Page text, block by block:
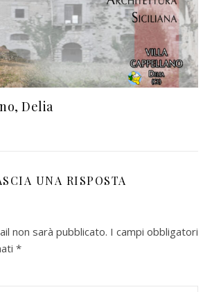
Delia
UNA RISPOSTA
non sarà pubblicato. I campi obbligatori
*